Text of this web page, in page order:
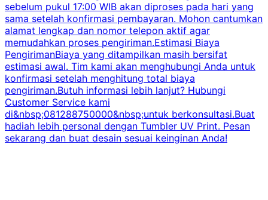
sebelum pukul 17:00 WIB akan diproses pada hari yang
sama setelah konfirmasi pembayaran. Mohon cantumkan
alamat lengkap dan nomor telepon aktif agar
memudahkan proses pengiriman.Estimasi Biaya
PengirimanBiaya yang ditampilkan masih bersifat
estimasi awal. Tim kami akan menghubungi Anda untuk
konfirmasi setelah menghitung total biaya
pengiriman.Butuh informasi lebih lanjut? Hubungi
Customer Service kami
di&nbsp;081288750000&nbsp;untuk berkonsultasi.Buat
hadiah lebih personal dengan Tumbler UV Print. Pesan
sekarang dan buat desain sesuai keinginan Anda!